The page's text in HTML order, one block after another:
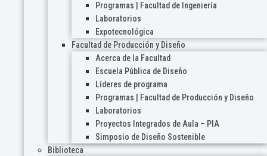
Programas | Facultad de Ingeniería
Laboratorios
Expotecnológica
Facultad de Producción y Diseño
Acerca de la Facultad
Escuela Pública de Diseño
Líderes de programa
Programas | Facultad de Producción y Diseño
Laboratorios
Proyectos Integrados de Aula – PIA
Simposio de Diseño Sostenible
Biblioteca